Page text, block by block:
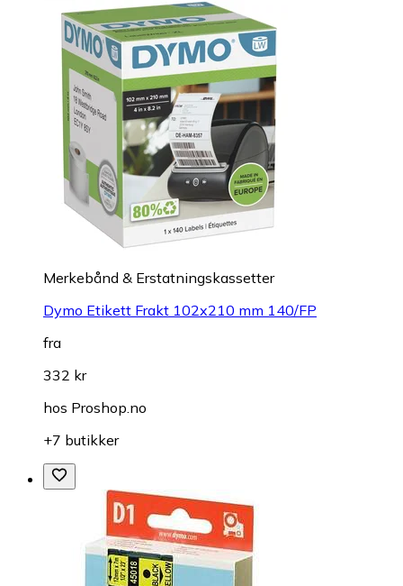
Merkebånd & Erstatningskassetter
Dymo Etikett Frakt 102x210 mm 140/FP
fra
332 kr
hos Proshop.no
+7 butikker